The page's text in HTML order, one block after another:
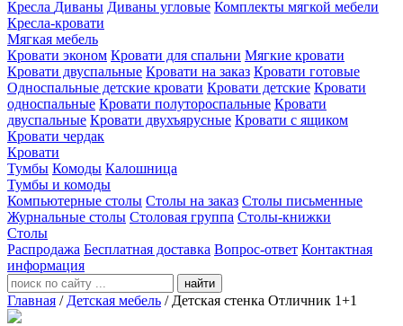
Кресла Диваны Диваны угловые Комплекты мягкой мебели
Кресла-кровати
Мягкая мебель
Кровати эконом Кровати для спальни Мягкие кровати
Кровати двуспальные Кровати на заказ Кровати готовые
Односпальные детские кровати Кровати детские Кровати
односпальные Кровати полутороспальные Кровати
двуспальные Кровати двухъярусные Кровати с ящиком
Кровати чердак
Кровати
Тумбы Комоды Калошница
Тумбы и комоды
Компьютерные столы Столы на заказ Столы письменные
Журнальные столы Столовая группа Столы-книжки
Столы
Распродажа Бесплатная доставка Вопрос-ответ Контактная
информация
найти
Главная / Детская мебель / Детская стенка Отличник 1+1